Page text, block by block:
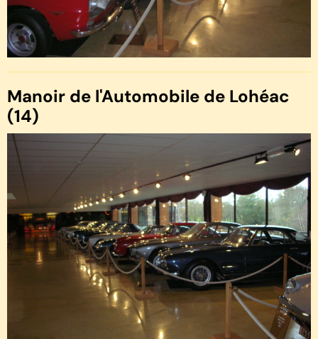
Manoir de l'Automobile de Lohéac
(14)